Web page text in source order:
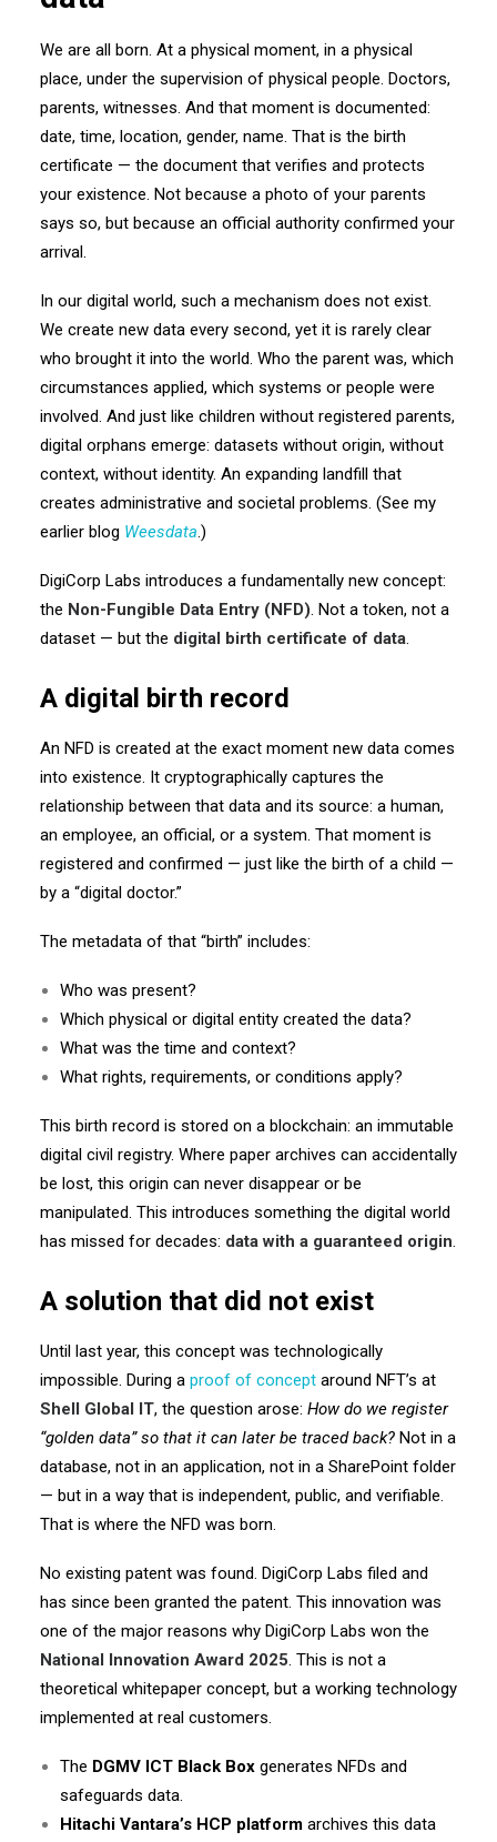
We are all born. At a physical moment, in a physical
place, under the supervision of physical people. Doctors,
parents, witnesses. And that moment is documented:
date, time, location, gender, name. That is the birth
certificate — the document that verifies and protects
your existence. Not because a photo of your parents
says so, but because an official authority confirmed your
arrival.
In our digital world, such a mechanism does not exist.
We create new data every second, yet it is rarely clear
who brought it into the world. Who the parent was, which
circumstances applied, which systems or people were
involved. And just like children without registered parents,
digital orphans emerge: datasets without origin, without
context, without identity. An expanding landfill that
creates administrative and societal problems. (See my
earlier blog Weesdata.)
DigiCorp Labs introduces a fundamentally new concept:
the Non-Fungible Data Entry (NFD). Not a token, not a
dataset — but the digital birth certificate of data.
A digital birth record
An NFD is created at the exact moment new data comes
into existence. It cryptographically captures the
relationship between that data and its source: a human,
an employee, an official, or a system. That moment is
registered and confirmed — just like the birth of a child —
by a “digital doctor.”
The metadata of that “birth” includes:
Who was present?
Which physical or digital entity created the data?
What was the time and context?
What rights, requirements, or conditions apply?
This birth record is stored on a blockchain: an immutable
digital civil registry. Where paper archives can accidentally
be lost, this origin can never disappear or be
manipulated. This introduces something the digital world
has missed for decades: data with a guaranteed origin.
A solution that did not exist
Until last year, this concept was technologically
impossible. During a proof of concept around NFT’s at
Shell Global IT, the question arose: How do we register
“golden data” so that it can later be traced back? Not in a
database, not in an application, not in a SharePoint folder
— but in a way that is independent, public, and verifiable.
That is where the NFD was born.
No existing patent was found. DigiCorp Labs filed and
has since been granted the patent. This innovation was
one of the major reasons why DigiCorp Labs won the
National Innovation Award 2025. This is not a
theoretical whitepaper concept, but a working technology
implemented at real customers.
The DGMV ICT Black Box generates NFDs and
safeguards data.
Hitachi Vantara’s HCP platform archives this data